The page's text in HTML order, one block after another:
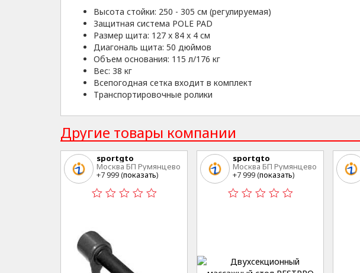
Высота стойки: 250 - 305 см (регулируемая)
Защитная система POLE PAD
Размер щита: 127 x 84 x 4 см
Диагональ щита: 50 дюймов
Объем основания: 115 л/176 кг
Вес: 38 кг
Всепогодная сетка входит в комплект
Транспортировочные ролики
Другие товары компании
sportgto
Москва БП Румянцево
+7 999 (показать)
sportgto
Москва БП Румянцево
+7 999 (показать)